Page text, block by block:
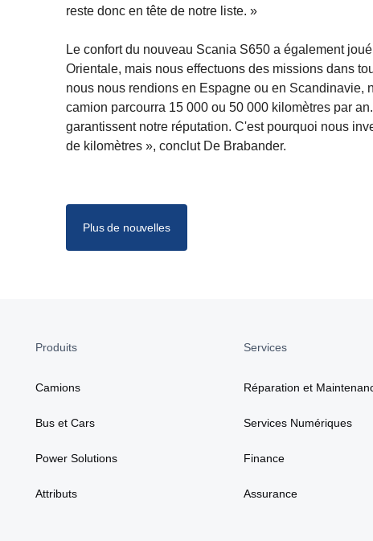
reste donc en tête de notre liste. »
Le confort du nouveau Scania S650 a également
Orientale, mais nous effectuons des missions dans
nous nous rendions en Espagne ou en Scandinavie,
camion parcourra 15 000 ou 50 000 kilomètres par
garantissent notre réputation. C'est pourquoi nous
de kilomètres », conclut De Brabander.
Plus de nouvelles
Produits
Camions
Bus et Cars
Power Solutions
Attributs
Services
Réparation et
Services Numériques
Finance
Assurance